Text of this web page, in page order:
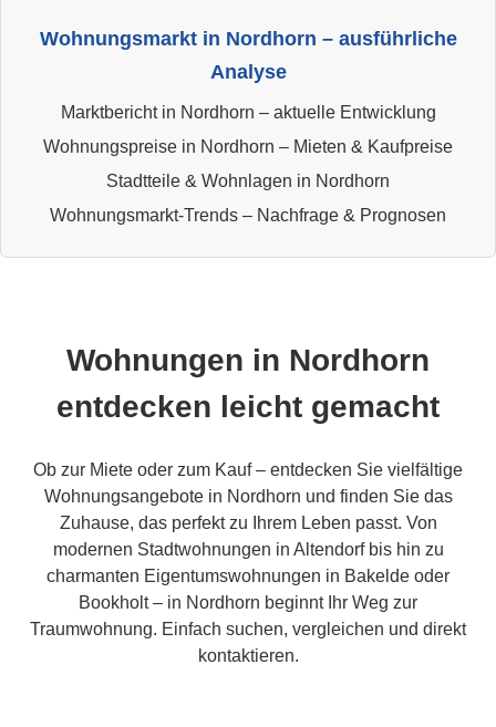
Wohnungsmarkt in Nordhorn – ausführliche
Analyse
Marktbericht in Nordhorn – aktuelle Entwicklung
Wohnungspreise in Nordhorn – Mieten & Kaufpreise
Stadtteile & Wohnlagen in Nordhorn
Wohnungsmarkt-Trends – Nachfrage & Prognosen
Wohnungen in Nordhorn
entdecken leicht gemacht
Ob zur Miete oder zum Kauf – entdecken Sie vielfältige
Wohnungsangebote in Nordhorn und finden Sie das
Zuhause, das perfekt zu Ihrem Leben passt. Von
modernen Stadtwohnungen in Altendorf bis hin zu
charmanten Eigentumswohnungen in Bakelde oder
Bookholt – in Nordhorn beginnt Ihr Weg zur
Traumwohnung. Einfach suchen, vergleichen und direkt
kontaktieren.